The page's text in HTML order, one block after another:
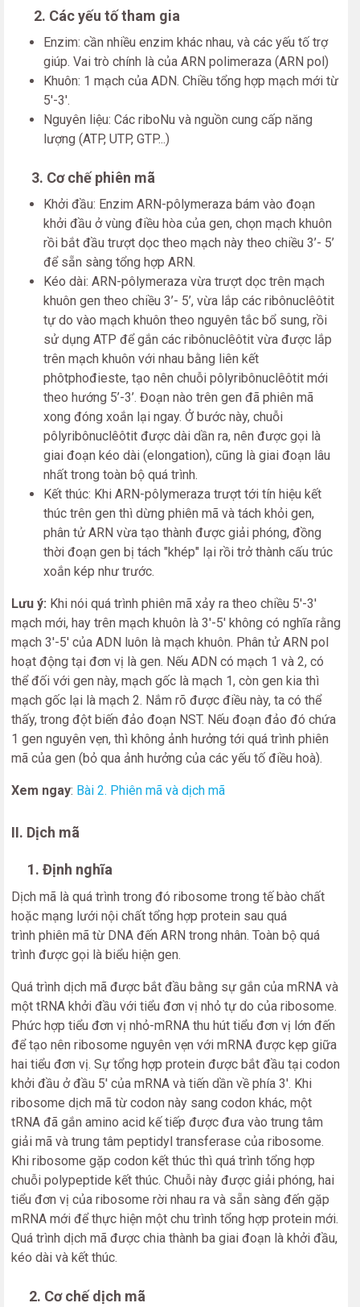
2. Các yếu tố tham gia
Enzim: cần nhiều enzim khác nhau, và các yếu tố trợ
giúp. Vai trò chính là của ARN polimeraza (ARN pol)
Khuôn: 1 mạch của ADN. Chiều tổng hợp mạch mới từ
5'-3'.
Nguyên liệu: Các riboNu và nguồn cung cấp năng
lượng (ATP, UTP, GTP...)
3. Cơ chế phiên mã
Khởi đầu: Enzim ARN-pôlymeraza bám vào đoạn
khởi đầu ở vùng điều hòa của gen, chọn mạch khuôn
rồi bắt đầu trượt dọc theo mạch này theo chiều 3’- 5’
để sẵn sàng tổng hợp ARN.
Kéo dài: ARN-pôlymeraza vừa trượt dọc trên mạch
khuôn gen theo chiều 3’- 5’, vừa lắp các ribônuclêôtit
tự do vào mạch khuôn theo nguyên tắc bổ sung, rồi
sử dụng ATP để gắn các ribônuclêôtit vừa được lắp
trên mạch khuôn với nhau bằng liên kết
phôtphođieste, tạo nên chuỗi pôlyribônuclêôtit mới
theo hướng 5’-3’. Đoạn nào trên gen đã phiên mã
xong đóng xoắn lại ngay. Ở bước này, chuỗi
pôlyribônuclêôtit được dài dần ra, nên được gọi là
giai đoạn kéo dài (elongation), cũng là giai đoạn lâu
nhất trong toàn bộ quá trình.
Kết thúc: Khi ARN-pôlymeraza trượt tới tín hiệu kết
thúc trên gen thì dừng phiên mã và tách khỏi gen,
phân tử ARN vừa tạo thành được giải phóng, đồng
thời đoạn gen bị tách "khép" lại rồi trở thành cấu trúc
xoắn kép như trước.
Lưu ý: Khi nói quá trình phiên mã xảy ra theo chiều 5'-3'
mạch mới, hay trên mạch khuôn là 3'-5' không có nghĩa rằng
mạch 3'-5' của ADN luôn là mạch khuôn. Phân tử ARN pol
hoạt động tại đơn vị là gen. Nếu ADN có mạch 1 và 2, có
thể đối với gen này, mạch gốc là mạch 1, còn gen kia thì
mạch gốc lại là mạch 2. Nắm rõ được điều này, ta có thể
thấy, trong đột biến đảo đoạn NST. Nếu đoạn đảo đó chứa
1 gen nguyên vẹn, thì không ảnh hưởng tới quá trình phiên
mã của gen (bỏ qua ảnh hưởng của các yếu tố điều hoà).
Xem ngay: Bài 2. Phiên mã và dịch mã
II. Dịch mã
1. Định nghĩa
Dịch mã là quá trình trong đó ribosome trong tế bào chất
hoặc mạng lưới nội chất tổng hợp protein sau quá
trình phiên mã từ DNA đến ARN trong nhân. Toàn bộ quá
trình được gọi là biểu hiện gen.
Quá trình dịch mã được bắt đầu bằng sự gắn của mRNA và
một tRNA khởi đầu với tiểu đơn vị nhỏ tự do của ribosome.
Phức hợp tiểu đơn vị nhỏ-mRNA thu hút tiểu đơn vị lớn đến
để tạo nên ribosome nguyên vẹn với mRNA được kẹp giữa
hai tiểu đơn vị. Sự tổng hợp protein được bắt đầu tại codon
khởi đầu ở đầu 5' của mRNA và tiến dần về phía 3'. Khi
ribosome dịch mã từ codon này sang codon khác, một
tRNA đã gắn amino acid kế tiếp được đưa vào trung tâm
giải mã và trung tâm peptidyl transferase của ribosome.
Khi ribosome gặp codon kết thúc thì quá trình tổng hợp
chuỗi polypeptide kết thúc. Chuỗi này được giải phóng, hai
tiểu đơn vị của ribosome rời nhau ra và sẵn sàng đến gặp
mRNA mới để thực hiện một chu trình tổng hợp protein mới.
Quá trình dịch mã được chia thành ba giai đoạn là khởi đầu,
kéo dài và kết thúc.
2. Cơ chế dịch mã